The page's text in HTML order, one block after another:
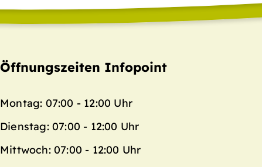
Öffnungszeiten Infopoint
Montag: 07:00 - 12:00 Uhr
Dienstag: 07:00 - 12:00 Uhr
Mittwoch: 07:00 - 12:00 Uhr